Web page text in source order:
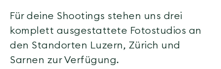
Für deine Shootings stehen uns drei
komplett ausgestattete Fotostudios an
den Standorten Luzern, Zürich und
Sarnen zur Verfügung.